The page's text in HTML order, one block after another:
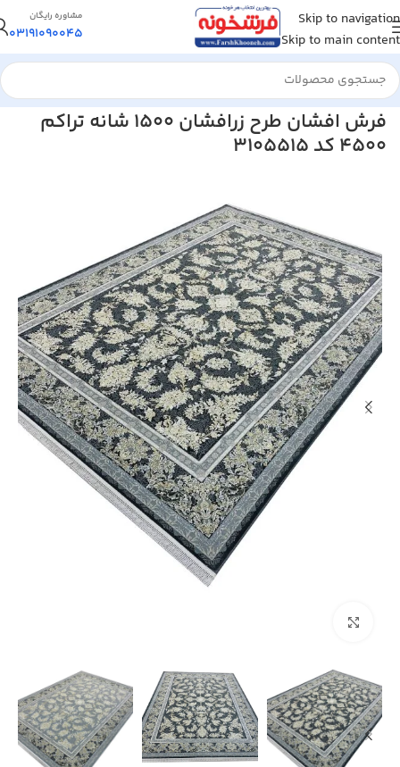
Skip to navigation
Skip to main content
مشاوره رایگان
03191090045
خانه/فرش ماشینی/فرش 1500 شانه
فرش افشان طرح زرافشان 1500 شانه تراکم
4500 کد 3105515